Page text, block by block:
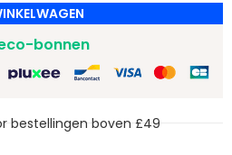
bestellingen boven £49
bonnen